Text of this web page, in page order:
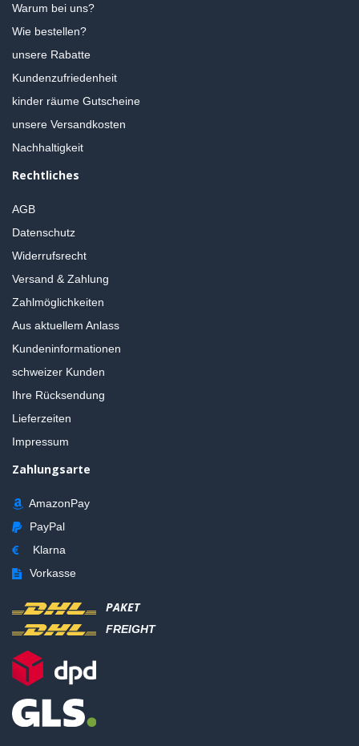
Warum bei uns?
Wie bestellen?
unsere Rabatte
Kundenzufriedenheit
kinder räume Gutscheine
unsere Versandkosten
Nachhaltigkeit
Rechtliches
AGB
Datenschutz
Widerrufsrecht
Versand & Zahlung
Zahlmöglichkeiten
Aus aktuellem Anlass
Kundeninformationen
schweizer Kunden
Ihre Rücksendung
Lieferzeiten
Impressum
Zahlungsarte
AmazonPay
PayPal
Klarna
Vorkasse
PAKET
FREIGHT